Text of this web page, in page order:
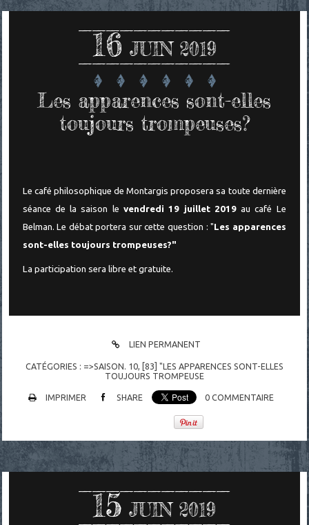
16 JUIN 2019
Les apparences sont-elles
toujours trompeuses?
Le café philosophique de Montargis proposera sa toute dernière
séance de la saison le vendredi 19 juillet 2019au café Le
Belman. Le débat portera sur cette question : "Les apparences
sont-elles toujours trompeuses?"
La participation sera libre et gratuite.
LIEN PERMANENT
CATÉGORIES : =>SAISON. 10, [83] "LES APPARENCES SONT-ELLES
TOUJOURS TROMPEUSE
IMPRIMER SHARE 0 COMMENTAIRE
15 JUIN 2019